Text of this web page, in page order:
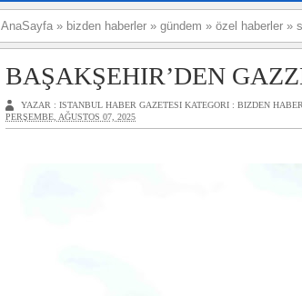
AnaSayfa » bizden haberler » gündem » özel haberler »
BAŞAKŞEHIR’DEN
YAZAR : ISTANBUL HABER GAZETESI KATEGORI : BIZDEN
PERŞEMBE, AĞUSTOS 07, 2025